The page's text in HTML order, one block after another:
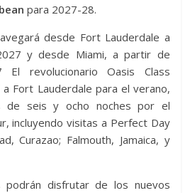
para 2027-28.
desde Fort Lauderdale a
y desde Miami, a partir de
revolucionario Oasis Class
Fort Lauderdale para el verano,
de seis y ocho noches por el
incluyendo visitas a Perfect Day
Curazao; Falmouth, Jamaica, y
podrán disfrutar de los nuevos